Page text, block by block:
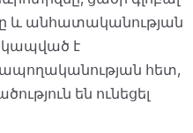
և անհատականության
կապված է
հետ,
են ունեցել